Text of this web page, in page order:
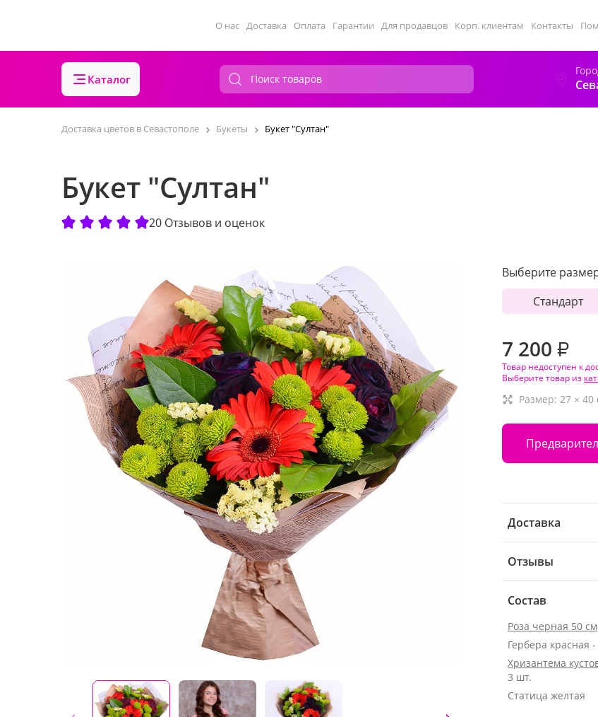
О нас Доставка Оплата Гарантии Для продавцов Корп. клиентам Контакты
Каталог
Доставка цветов в Севастополе Букеты Букет "Султан"
Букет "Султан"
20 Отзывов и оценок
Выберите
Стандарт
7 200 ₽
Товар недоступен к
Выберите товар из
Размер: 27 × 40
Доставка
Отзывы
Состав
Роза черная 50 см
Гербера красная
Хризантема
3 шт.
Статица желтая